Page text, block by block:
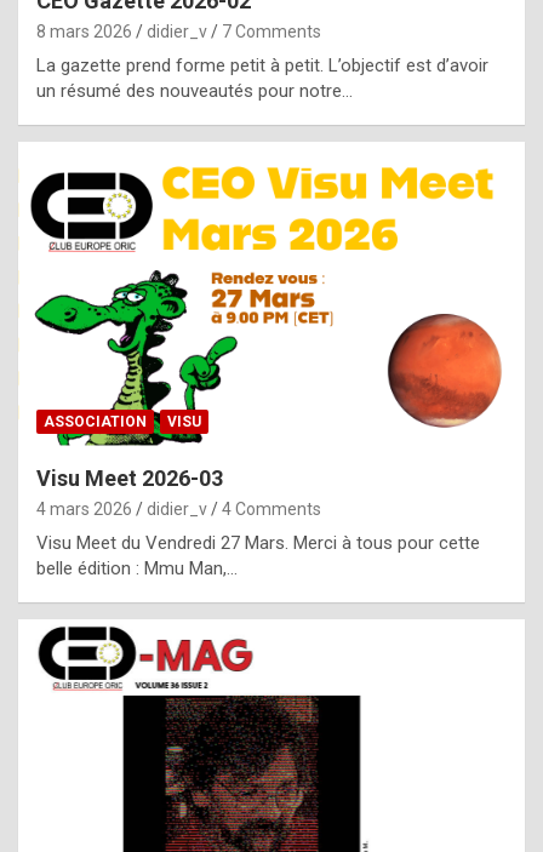
g
e
n
u
i
n
e
R
o
p
l
c
h
i
s
t
o
8 mars 2026 didier_v 7 Comments
La gazette prend forme petit à petit. L’objectif est d’avoir
un résumé des nouveautés pour notre…
ASSOCIATION VISU
Visu Meet 2026-03
4 mars 2026 didier_v 4 Comments
Visu Meet du Vendredi 27 Mars. Merci à tous pour cette
belle édition : Mmu Man,…